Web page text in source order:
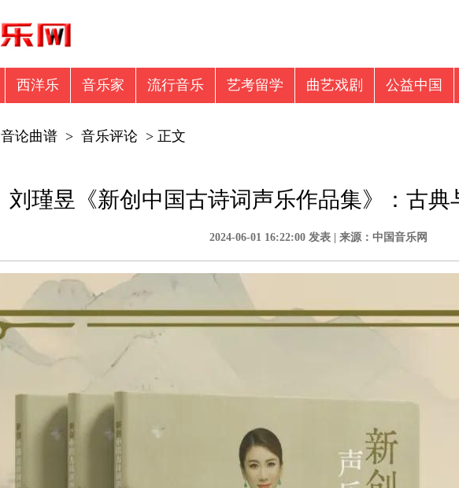
西洋乐 音乐家 流行音乐 艺考留学 曲艺戏剧 公益中国
音论曲谱 > 音乐评论 > 正文
刘瑾昱《新创中国古诗词声乐作品集》：古典
2024-06-01 16:22:00 发表 | 来源：中国音乐网